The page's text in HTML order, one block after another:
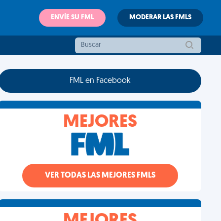
ENVÍE SU FML MODERAR LAS FMLS
FML en Facebook
MEJORES
VER TODAS LAS MEJORES FMLS